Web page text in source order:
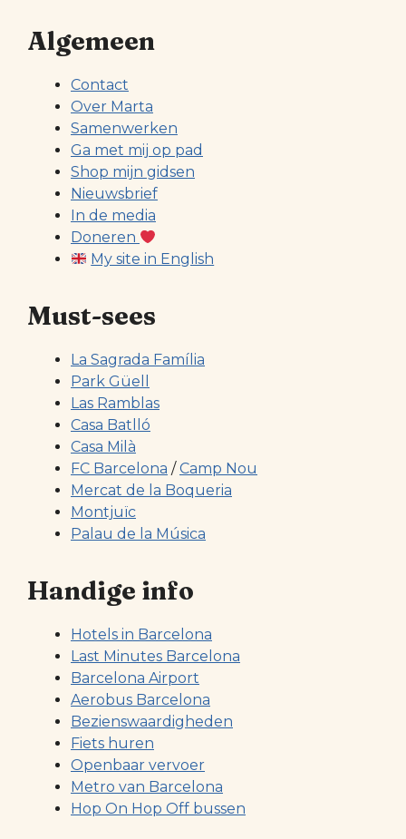
Algemeen
Contact
Over Marta
Samenwerken
Ga met mij op pad
Shop mijn gidsen
Nieuwsbrief
In de media
Doneren
My site in English
Must-sees
La Sagrada Família
Park Güell
Las Ramblas
Casa Batlló
Casa Milà
FC Barcelona /Camp Nou
Mercat de la Boqueria
Montjuïc
Palau de la Música
Handige info
Hotels in Barcelona
Last Minutes Barcelona
Barcelona Airport
Aerobus Barcelona
Bezienswaardigheden
Fiets huren
Openbaar vervoer
Metro van Barcelona
Hop On Hop Off bussen